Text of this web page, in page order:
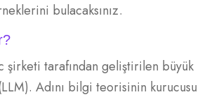
bulacaksınız.
şirketi tarafından geliştirilen büyük
Adını bilgi teorisinin kurucusu